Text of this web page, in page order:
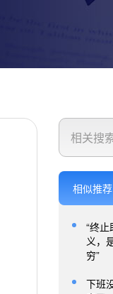
相似推荐
“终
义，
穷”
下班